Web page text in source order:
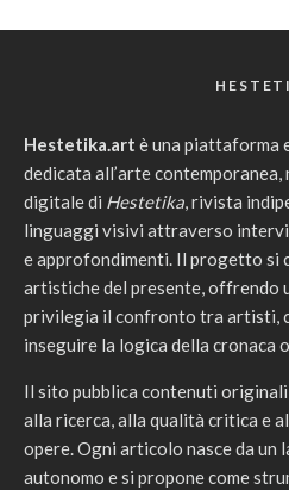
Hestetika.art è una piattaforma
dedicata all’arte
digitale di Hestetika, rivista
linguaggi visivi attraverso
e approfondimenti. Il progetto si
artistiche del presente, offrendo
privilegia il confronto tra artisti,
inseguire la logica della cronaca
Il sito pubblica contenuti
alla ricerca, alla qualità critica e
opere. Ogni articolo nasce da un
autonomo e si propone come